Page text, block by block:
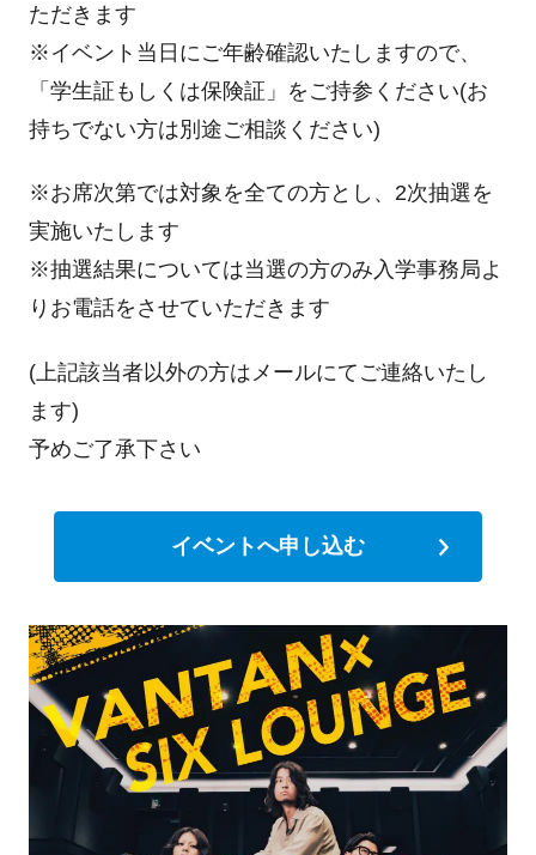
ただきます
※イベント当日にご年齢確認いたしますので、
「学生証もしくは保険証」をご持参ください(お
持ちでない方は別途ご相談ください)
※お席次第では対象を全ての方とし、2次抽選を
実施いたします
※抽選結果については当選の方のみ入学事務局よ
りお電話をさせていただきます
(上記該当者以外の方はメールにてご連絡いたし
ます)
予めご了承下さい
イベントへ申し込む